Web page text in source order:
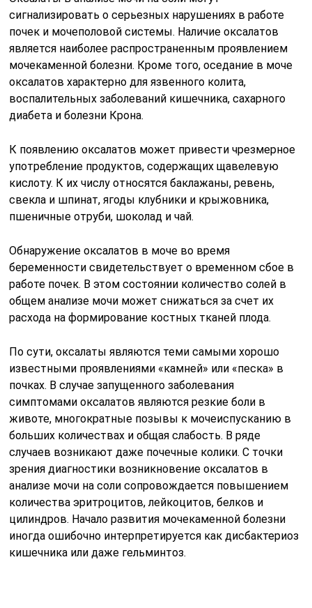
сигнализировать о серьезных нарушениях в работе
почек и мочеполовой системы. Наличие оксалатов
является наиболее распространенным проявлением
мочекаменной болезни. Кроме того, оседание в моче
оксалатов характерно для язвенного колита,
воспалительных заболеваний кишечника, сахарного
диабета и болезни Крона.
К появлению оксалатов может привести чрезмерное
употребление продуктов, содержащих щавелевую
кислоту. К их числу относятся баклажаны, ревень,
свекла и шпинат, ягоды клубники и крыжовника,
пшеничные отруби, шоколад и чай.
Обнаружение оксалатов в моче во время
беременности свидетельствует о временном сбое в
работе почек. В этом состоянии количество солей в
общем анализе мочи может снижаться за счет их
расхода на формирование костных тканей плода.
По сути, оксалаты являются теми самыми хорошо
известными проявлениями «камней» или «песка» в
почках. В случае запущенного заболевания
симптомами оксалатов являются резкие боли в
животе, многократные позывы к мочеиспусканию в
больших количествах и общая слабость. В ряде
случаев возникают даже почечные колики. С точки
зрения диагностики возникновение оксалатов в
анализе мочи на соли сопровождается повышением
количества эритроцитов, лейкоцитов, белков и
цилиндров. Начало развития мочекаменной болезни
иногда ошибочно интерпретируется как дисбактериоз
кишечника или даже гельминтоз.